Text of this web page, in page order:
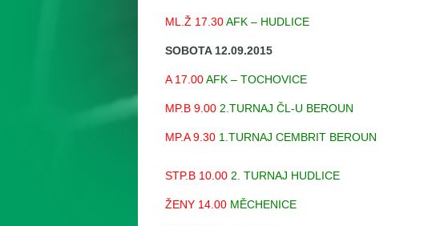
ML.Ž 17.30AFK – HUDLICE
SOBOTA 12.09.2015
A 17.00AFK – TOCHOVICE
MP.B 9.00 2.TURNAJ ČL-U BEROUN
MP.A 9.30 1.TURNAJ CEMBRIT BEROUN
STP.B 10.00 2. TURNAJ HUDLICE
ŽENY 14.00 MĚCHENICE